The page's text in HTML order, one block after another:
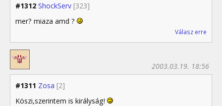
#1312 ShockServ [323]
mer? miaza amd ?
Válasz erre
#1311 Zosa [2]
2003.03.19. 18:56
Köszi,szerintem is királyság!